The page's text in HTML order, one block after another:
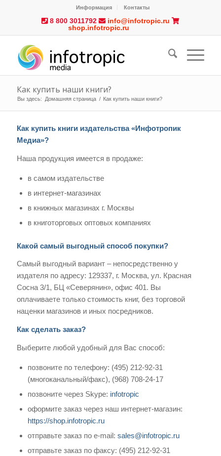
Информация Контакты
8 800 3011792
info@infotropic.ru
shop.infotropic.ru
Как купить наши книги?
Вы здесь: Домашняя страница / Как купить наши книги?
Как купить книги издательства «Инфотропик
Медиа»?
Наша продукция имеется в продаже:
в самом издательстве
в интернет-магазинах
в книжных магазинах г. Москвы
в книготорговых оптовых компаниях
Какой самый выгодный способ покупки?
Самый выгодный вариант – непосредственно у
издателя по адресу: 129337, г. Москва, ул. Красная
Сосна 3/1, БЦ «Северянин», офис 401. Вы
оплачиваете только стоимость книг, без торговой
наценки магазинов и иных посредников.
Как сделать заказ?
Выберите любой удобный для Вас способ:
позвоните по телефону: (495) 212-92-31
(многоканальный/факс), (968) 708-24-17
позвоните через Skype: infotropic
оформите заказ через наш интернет-магазин:
https://shop.infotropic.ru
отправьте заказ по e-mail: sales@infotropic.ru
отправьте заказ по факсу: (495) 212-92-31
: